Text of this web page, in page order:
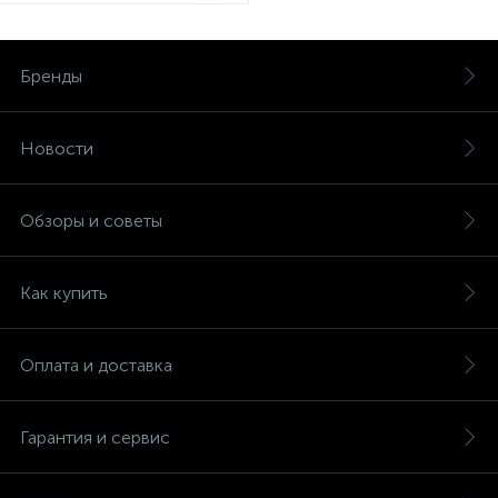
Бренды
Новости
Обзоры и советы
Как купить
Оплата и доставка
Гарантия и сервис